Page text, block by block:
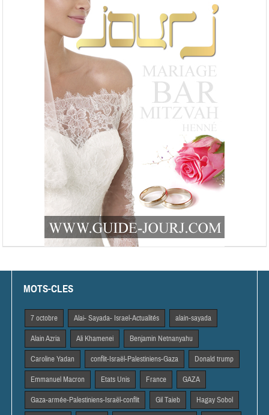
MOTS-CLES
7 octobre Alai- Sayada- Israel-Actualités alain-sayada
Alain Azria Ali Khamenei Benjamin Netnanyahu
Caroline Yadan conflit-Israël-Palestiniens-Gaza Donald trump
Emmanuel Macron Etats Unis France GAZA
Gaza-armée-Palestiniens-Israël-conflit Gil Taieb Hagay Sobol